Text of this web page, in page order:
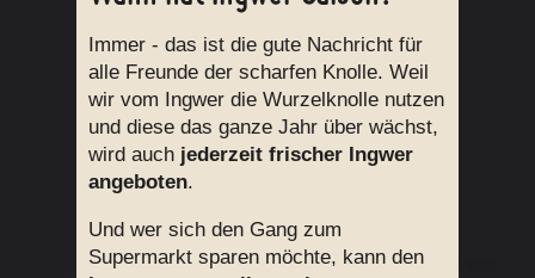
Immer - das ist die gute Nachricht für
alle Freunde der scharfen Knolle. Weil
wir vom Ingwer die Wurzelknolle nutzen
und diese das ganze Jahr über wächst,
wird auch jederzeit frischer Ingwer
angeboten.
Und wer sich den Gang zum
Supermarkt sparen möchte, kann den